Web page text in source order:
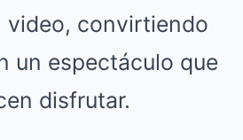
video, convirtiendo
un espectáculo que
disfrutar.